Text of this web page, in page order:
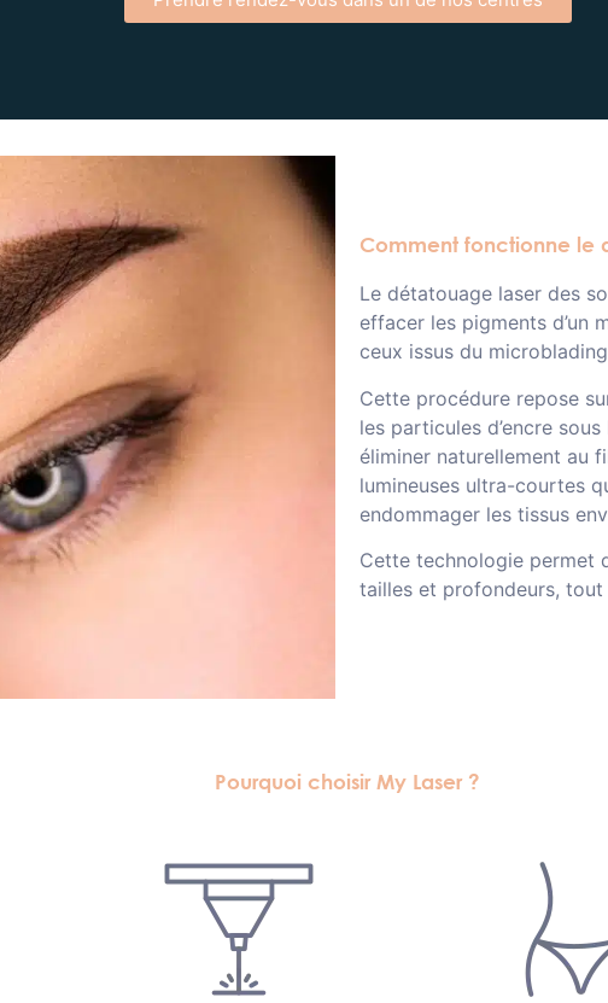
Comment fonctionne le
Le détatouage laser des
effacer les pigments d’un
ceux issus du
Cette procédure repose
les particules d’encre
éliminer naturellement au
lumineuses ultra-courtes
endommager les tissus
Cette technologie permet
tailles et profondeurs,
Pourquoi choisir My Laser ?